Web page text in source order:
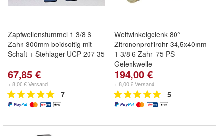
Zapfwellenstummel 1 3/8 6
Zahn 300mm beidseitig mit
Schaft + Stehlager UCP 207 35
67,85 €
+ 8,00 € Versand
7
Weitwinkelgelenk 80°
Zitronenprofilrohr 34,5x40mm
1 3/8 6 Zahn 75 PS
Gelenkwelle
194,00 €
+ 8,00 € Versand
5